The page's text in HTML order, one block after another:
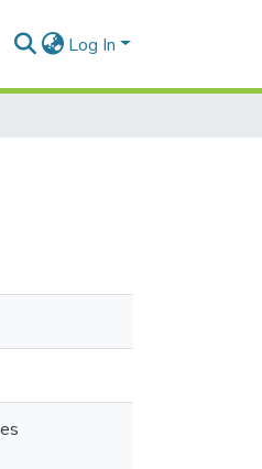
Log In